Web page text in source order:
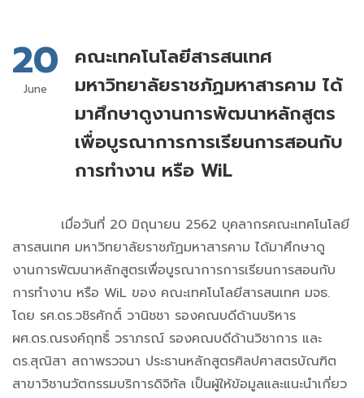
20
June
คณะเทคโนโลยีสารสนเทศ
มหาวิทยาลัยราชภัฏมหาสารคาม ได้
มาศึกษาดูงานการพัฒนาหลักสูตร
เพื่อบูรณาการการเรียนการสอนกับ
การทำงาน หรือ WiL
เมื่อวันที่ 20 มิถุนายน 2562 บุคลากรคณะเทคโนโลยี
สารสนเทศ มหาวิทยาลัยราชภัฏมหาสารคาม ได้มาศึกษาดู
งานการพัฒนาหลักสูตรเพื่อบูรณาการการเรียนการสอนกับ
การทำงาน หรือ WiL ของ คณะเทคโนโลยีสารสนเทศ มจธ.
โดย รศ.ดร.วชิรศักดิ์ วานิชชา รองคณบดีด้านบริหาร
ผศ.ดร.ณรงค์ฤทธิ์ วราภรณ์ รองคณบดีด้านวิชาการ และ
ดร.สุณิสา สถาพรวจนา ประธานหลักสูตรศิลปศาสตรบัณฑิต
สาขาวิชานวัตกรรมบริการดิจิทัล เป็นผู้ให้ข้อมูลและแนะนำเกี่ยว